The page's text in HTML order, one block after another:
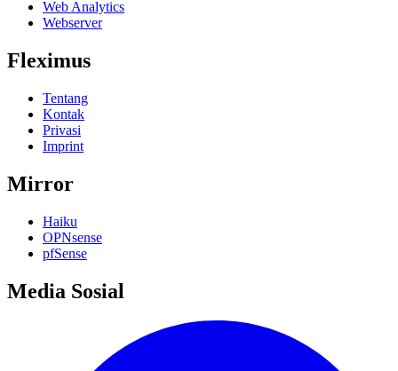
Web Analytics
Webserver
Fleximus
Tentang
Kontak
Privasi
Imprint
Mirror
Haiku
OPNsense
pfSense
Media Sosial